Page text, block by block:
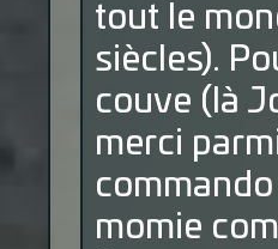
tout le
siècles).
couve (là
merci
momie